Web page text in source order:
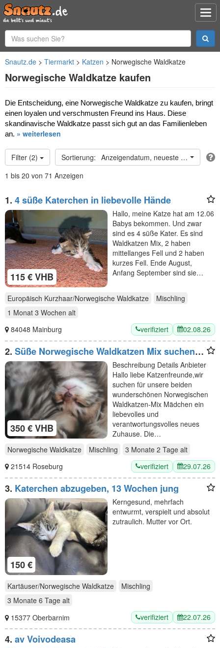
Snautz.de Tiermarkt Katzen Norwegische Waldkatze
Norwegische Waldkatze kaufen
Die Entscheidung, eine Norwegische Waldkatze zu kaufen, bringt
einen loyalen und verschmusten Freund ins Haus. Diese
skandinavische Waldkatze passt sich gut an das Familienleben
an. » weiterlesen
Filter (2)
Anzeigendatum, neueste oben
1 bis 20 von 71 Anzeigen
1. 4 süße Katerchen in liebevolle Hände
115 € VHB
Hallo, meine Katze hat am 12.06
Babys bekommen. Und zwar
sind es 4 süße Kater. Es sind
Waldkatzen Mix, 2 haben
mittellanges Fell und 2 haben
kurzes Fell. Ende August,
Anfang September sind sie…
Europäisch Kurzhaar/Norwegische Waldkatze
Mischling
1 Monat 3 Wochen alt
84048 Mainburg
verifiziert 02.08.26
2. Süße Norwegische Waldkatzen Mix suchen
ein schönes Zuhause
350 € VHB
Beschreibung Details Anbieter
Hallo liebe Katzenfreunde,wir
suchen für unsere beiden
wunderschönen Norwegischen
Waldkatzen-Mix Mädchen ein
liebevolles und
verantwortungsvolles neues
Zuhause. Die…
Norwegische Waldkatze
Mischling 3 Monate 2 Tage alt
21514 Roseburg
verifiziert 29.07.26
3. Katerchen abzugeben, 13 Wochen jung
150 €
Kerngesund, mehrfach
entwurmt, verspielt und absolut
zutraulich. Mutter vor Ort.
Kartäuser/Norwegische Waldkatze
Mischling
3 Monate 6 Tage alt
15377 Oberbarnim
verifiziert 22.07.26
4. av Voivodeasa